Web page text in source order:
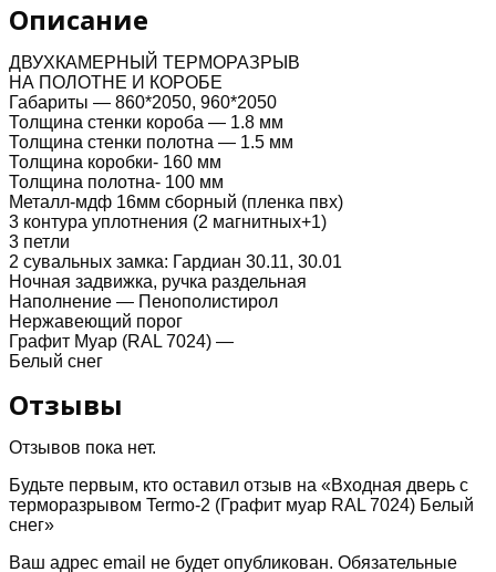
муар
RAL
Белый
снег
Описание
ДВУХКАМЕРНЫЙ ТЕРМОРАЗРЫВ
НА ПОЛОТНЕ И КОРОБЕ
Габариты — 860*2050, 960*2050
Толщина стенки короба — 1.8 мм
Толщина стенки полотна — 1.5 мм
Толщина коробки- 160 мм
Толщина полотна- 100 мм
Металл-мдф 16мм сборный (пленка пвх)
3 контура уплотнения (2 магнитных+1)
3 петли
2 сувальных замка: Гардиан 30.11, 30.01
Ночная задвижка, ручка раздельная
Наполнение — Пенополистирол
Нержавеющий порог
Графит Муар (RAL 7024) —
Белый снег
Отзывы
Отзывов пока нет.
Будьте первым, кто оставил отзыв на «Входная дверь с
терморазрывом Termo-2 (Графит муар RAL 7024) Белый
снег»
Ваш адрес email не будет опубликован. Обязательные